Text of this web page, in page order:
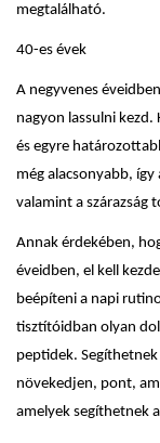
megtalálható.
40-es évek
A negyvenes
nagyon lassulni kezd.
és egyre
még alacsonyabb,
valamint a szárazság
Annak érdekében,
éveidben, el kell
beépíteni a napi
tisztítóidban olyan
peptidek.
növekedjen, pont,
amelyek segíthetnek